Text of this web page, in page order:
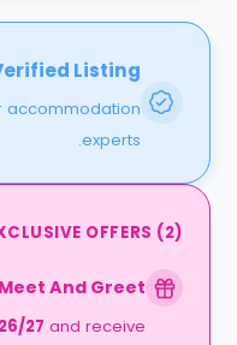
Listing
accommodation
experts.
OFFERS (2)
And Greet!
27 and receive